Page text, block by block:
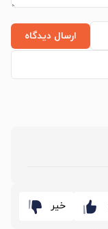
ارسال دیدگاه
خیر